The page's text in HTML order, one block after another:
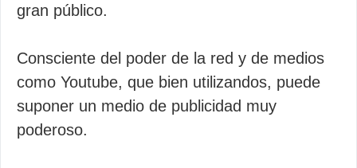
gran público.
Consciente del poder de la red y de medios
como Youtube, que bien utilizandos, puede
suponer un medio de publicidad muy
poderoso.